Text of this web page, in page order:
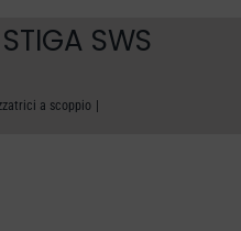
SWS
a scoppio